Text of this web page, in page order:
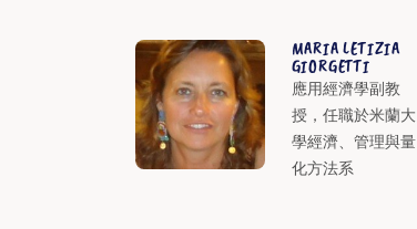
MARIA LETIZIA
GIORGETTI
應用經濟學副教
授，任職於米蘭大
學經濟、管理與量
化方法系